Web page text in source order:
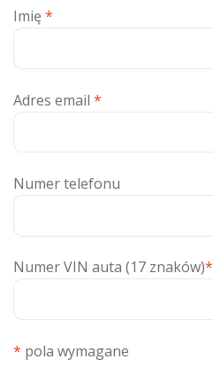
Imię *
Adres email *
Numer telefonu
Numer VIN auta (17 znaków)*
* pola wymagane